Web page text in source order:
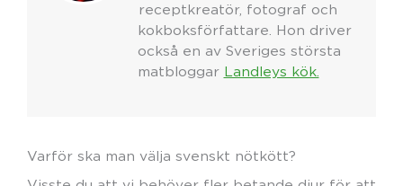
receptkreatör, fotograf och
kokboksförfattare. Hon driver
också en av Sveriges största
matbloggar Landleys kök.
Varför ska man välja svenskt nötkött?